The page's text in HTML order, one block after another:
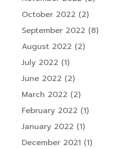
October 2022 (2)
September 2022 (8)
August 2022 (2)
July 2022 (1)
June 2022 (2)
March 2022 (2)
February 2022 (1)
January 2022 (1)
December 2021 (1)